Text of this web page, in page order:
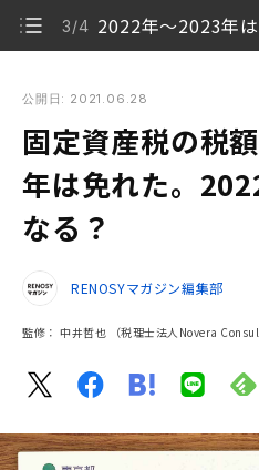
3/4 2022年〜2023年
うなる？
1/4 固定資産税がアップする
2/4 2021年は評価額が上がっ
4/4 固定資産税の納税額に間
公開日: 2021.06.28
固定資産税の税
年は免れた。
なる？
RENOSYマガジン編集部
監修： 中井哲也 （税理士法人Novera